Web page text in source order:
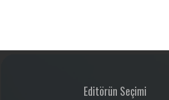
Editörün Seçimi